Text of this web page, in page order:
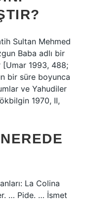
Sultan Mehmed
Baba adlı bir
[Umar 1993, 488;
bir süre boyunca
ve Yahudiler
1970, II,
La Colina
… Pide. … İsmet